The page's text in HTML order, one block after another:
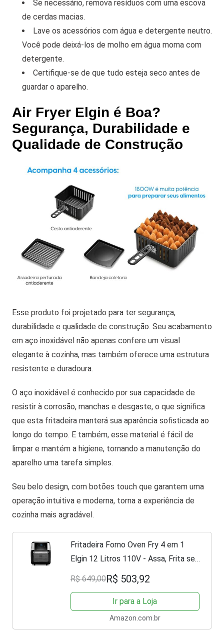
Se necessário, remova resíduos com uma escova
de cerdas macias.
Lave os acessórios com água e detergente neutro.
Você pode deixá-los de molho em água morna com
detergente.
Certifique-se de que tudo esteja seco antes de
guardar o aparelho.
Air Fryer Elgin é Boa?
Segurança, Durabilidade e
Qualidade de Construção
Esse produto foi projetado para ter segurança,
durabilidade e qualidade de construção. Seu acabamento
em aço inoxidável não apenas confere um visual
elegante à cozinha, mas também oferece uma estrutura
resistente e duradoura.
O aço inoxidável é conhecido por sua capacidade de
resistir à corrosão, manchas e desgaste, o que significa
que esta fritadeira manterá sua aparência sofisticada ao
longo do tempo. E também, esse material é fácil de
limpar e mantém a higiene, tornando a manutenção do
aparelho uma tarefa simples.
Seu belo design, com botões touch que garantem uma
operação intuitiva e moderna, torna a experiência de
cozinha mais agradável.
Fritadeira Forno Oven Fry 4 em 1
Elgin 12 Litros 110V - Assa, Frita sem
óleo, Desidrata e Reaquece Airfryer
R$ 649,00R$ 503,92
Ir para a Loja
Amazon.com.br